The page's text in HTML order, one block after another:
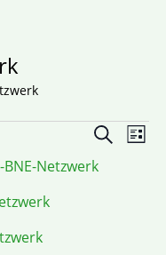
und
SucheListe
BNE-Netzwerk